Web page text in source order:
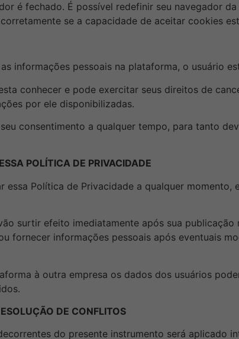
é fechado. É possível redefinir seu navegador
se a capacidade de aceitar cookies
informações pessoais na plataforma, o usuário
conhecer e pode exercitar seus direitos de
por ele disponibilizadas.
consentimento a qualquer tempo, para tanto
POLÍTICA DE PRIVACIDADE
essa Política de Privacidade a qualquer
surtir efeito imediatamente após sua
fornecer informações pessoais após eventuais
à outra empresa os dados dos usuários
DE CONFLITOS
do presente instrumento será aplicado